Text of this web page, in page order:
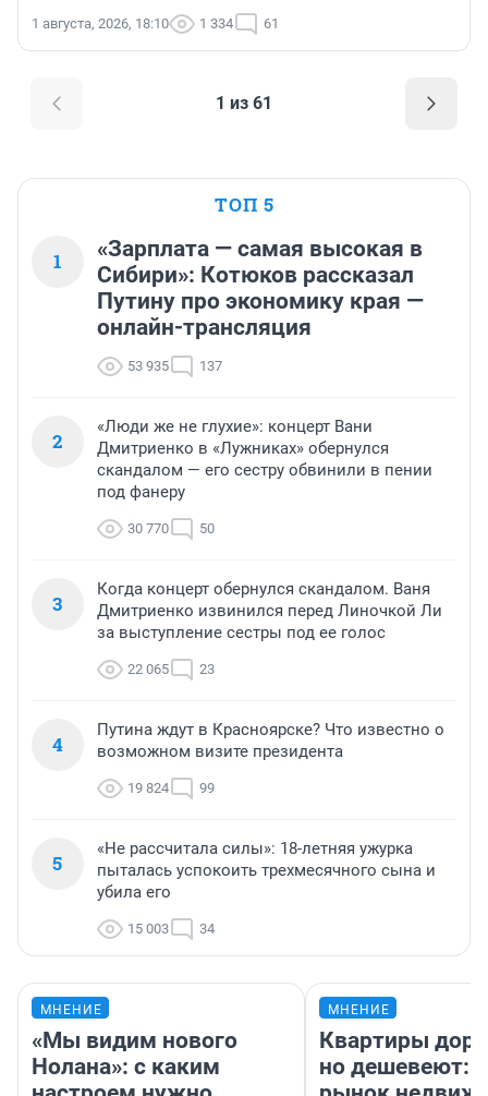
1 августа, 2026, 18:10 1 334 61
1 из 61
ТОП 5
1
«Зарплата — самая высокая в
Сибири»: Котюков рассказал
Путину про экономику края —
онлайн-трансляция
53 935 137
2
«Люди же не глухие»: концерт Вани
Дмитриенко в «Лужниках» обернулся
скандалом — его сестру обвинили в пении
под фанеру
30 770 50
3
Когда концерт обернулся скандалом. Ваня
Дмитриенко извинился перед Линочкой Ли
за выступление сестры под ее голос
22 065 23
4
Путина ждут в Красноярске? Что известно о
возможном визите президента
19 824 99
5
«Не рассчитала силы»: 18-летняя ужурка
пыталась успокоить трехмесячного сына и
убила его
15 003 34
МНЕНИЕ
«Мы видим нового
Нолана»: с каким
МНЕНИЕ
Квартиры
но дешевеют: